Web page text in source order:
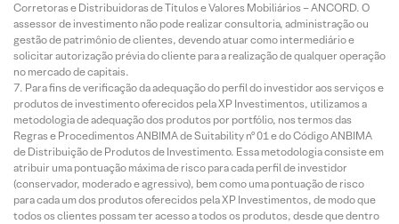
Corretoras e Distribuidoras de Títulos e Valores Mobiliários – ANCORD. O
assessor de investimento não pode realizar consultoria, administração ou
gestão de patrimônio de clientes, devendo atuar como intermediário e
solicitar autorização prévia do cliente para a realização de qualquer operação
no mercado de capitais.
Para fins de verificação da adequação do perfil do investidor aos serviços e
produtos de investimento oferecidos pela XP Investimentos, utilizamos a
metodologia de adequação dos produtos por portfólio, nos termos das
Regras e Procedimentos ANBIMA de Suitability nº 01 e do Código ANBIMA
de Distribuição de Produtos de Investimento. Essa metodologia consiste em
atribuir uma pontuação máxima de risco para cada perfil de investidor
(conservador, moderado e agressivo), bem como uma pontuação de risco
para cada um dos produtos oferecidos pela XP Investimentos, de modo que
todos os clientes possam ter acesso a todos os produtos, desde que dentro